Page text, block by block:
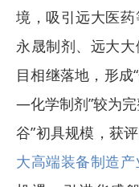
境，吸引远大医
永晟制剂、远大
目相继落地，形
—化学制剂”较为
谷”初具规模，获
大高端装备制造产